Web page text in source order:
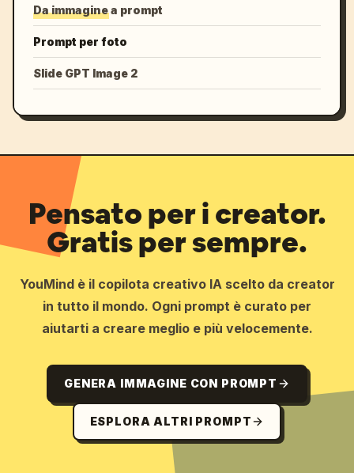
Da immagine a prompt
Prompt per foto
Slide GPT Image 2
Pensato per i creator.
Gratis per sempre.
YouMind è il copilota creativo IA scelto da creator
in tutto il mondo. Ogni prompt è curato per
aiutarti a creare meglio e più velocemente.
GENERA IMMAGINE CON PROMPT
ESPLORA ALTRI PROMPT